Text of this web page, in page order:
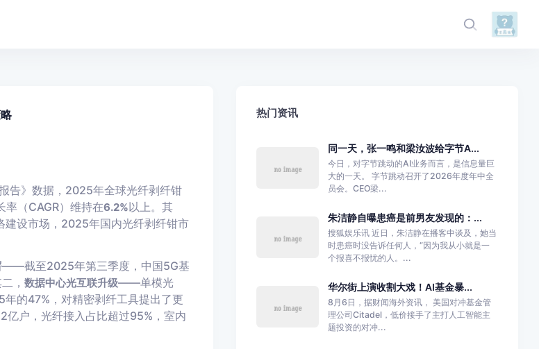
告》数据，2025年全球光纤剥纤钳
率（CAGR）维持在6.2%以上。其
建设市场，2025年国内光纤剥纤钳市
——截至2025年第三季度，中国5G基
， 数据中心光互联升级——单模光
的47%，对精密剥纤工具提出了更
户，光纤接入占比超过95%，室内
热门资讯
同一天，张一鸣和梁汝波给字节A...
今日，对字节跳动的AI业务而言，是信息量巨
大的一天。 字节跳动召开了2026年度年中全
员会。CEO梁...
朱洁静自曝患癌是前男友发现的：...
搜狐娱乐讯 近日，朱洁静在播客中谈及，她当
时患癌时没告诉任何人，“因为我从小就是一
个报喜不报忧的人。...
华尔街上演收割大戏！AI基金暴...
8月6日，据财闻海外资讯， 美国对冲基金管
理公司Citadel，低价接手了主打人工智能主
题投资的对冲...